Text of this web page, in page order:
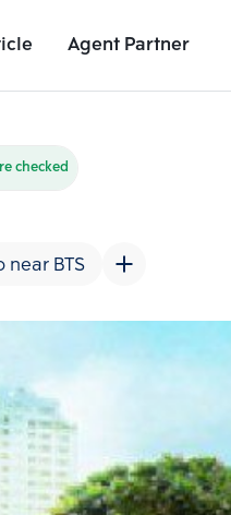
Agent Partner
Project Details
checked
near BTS